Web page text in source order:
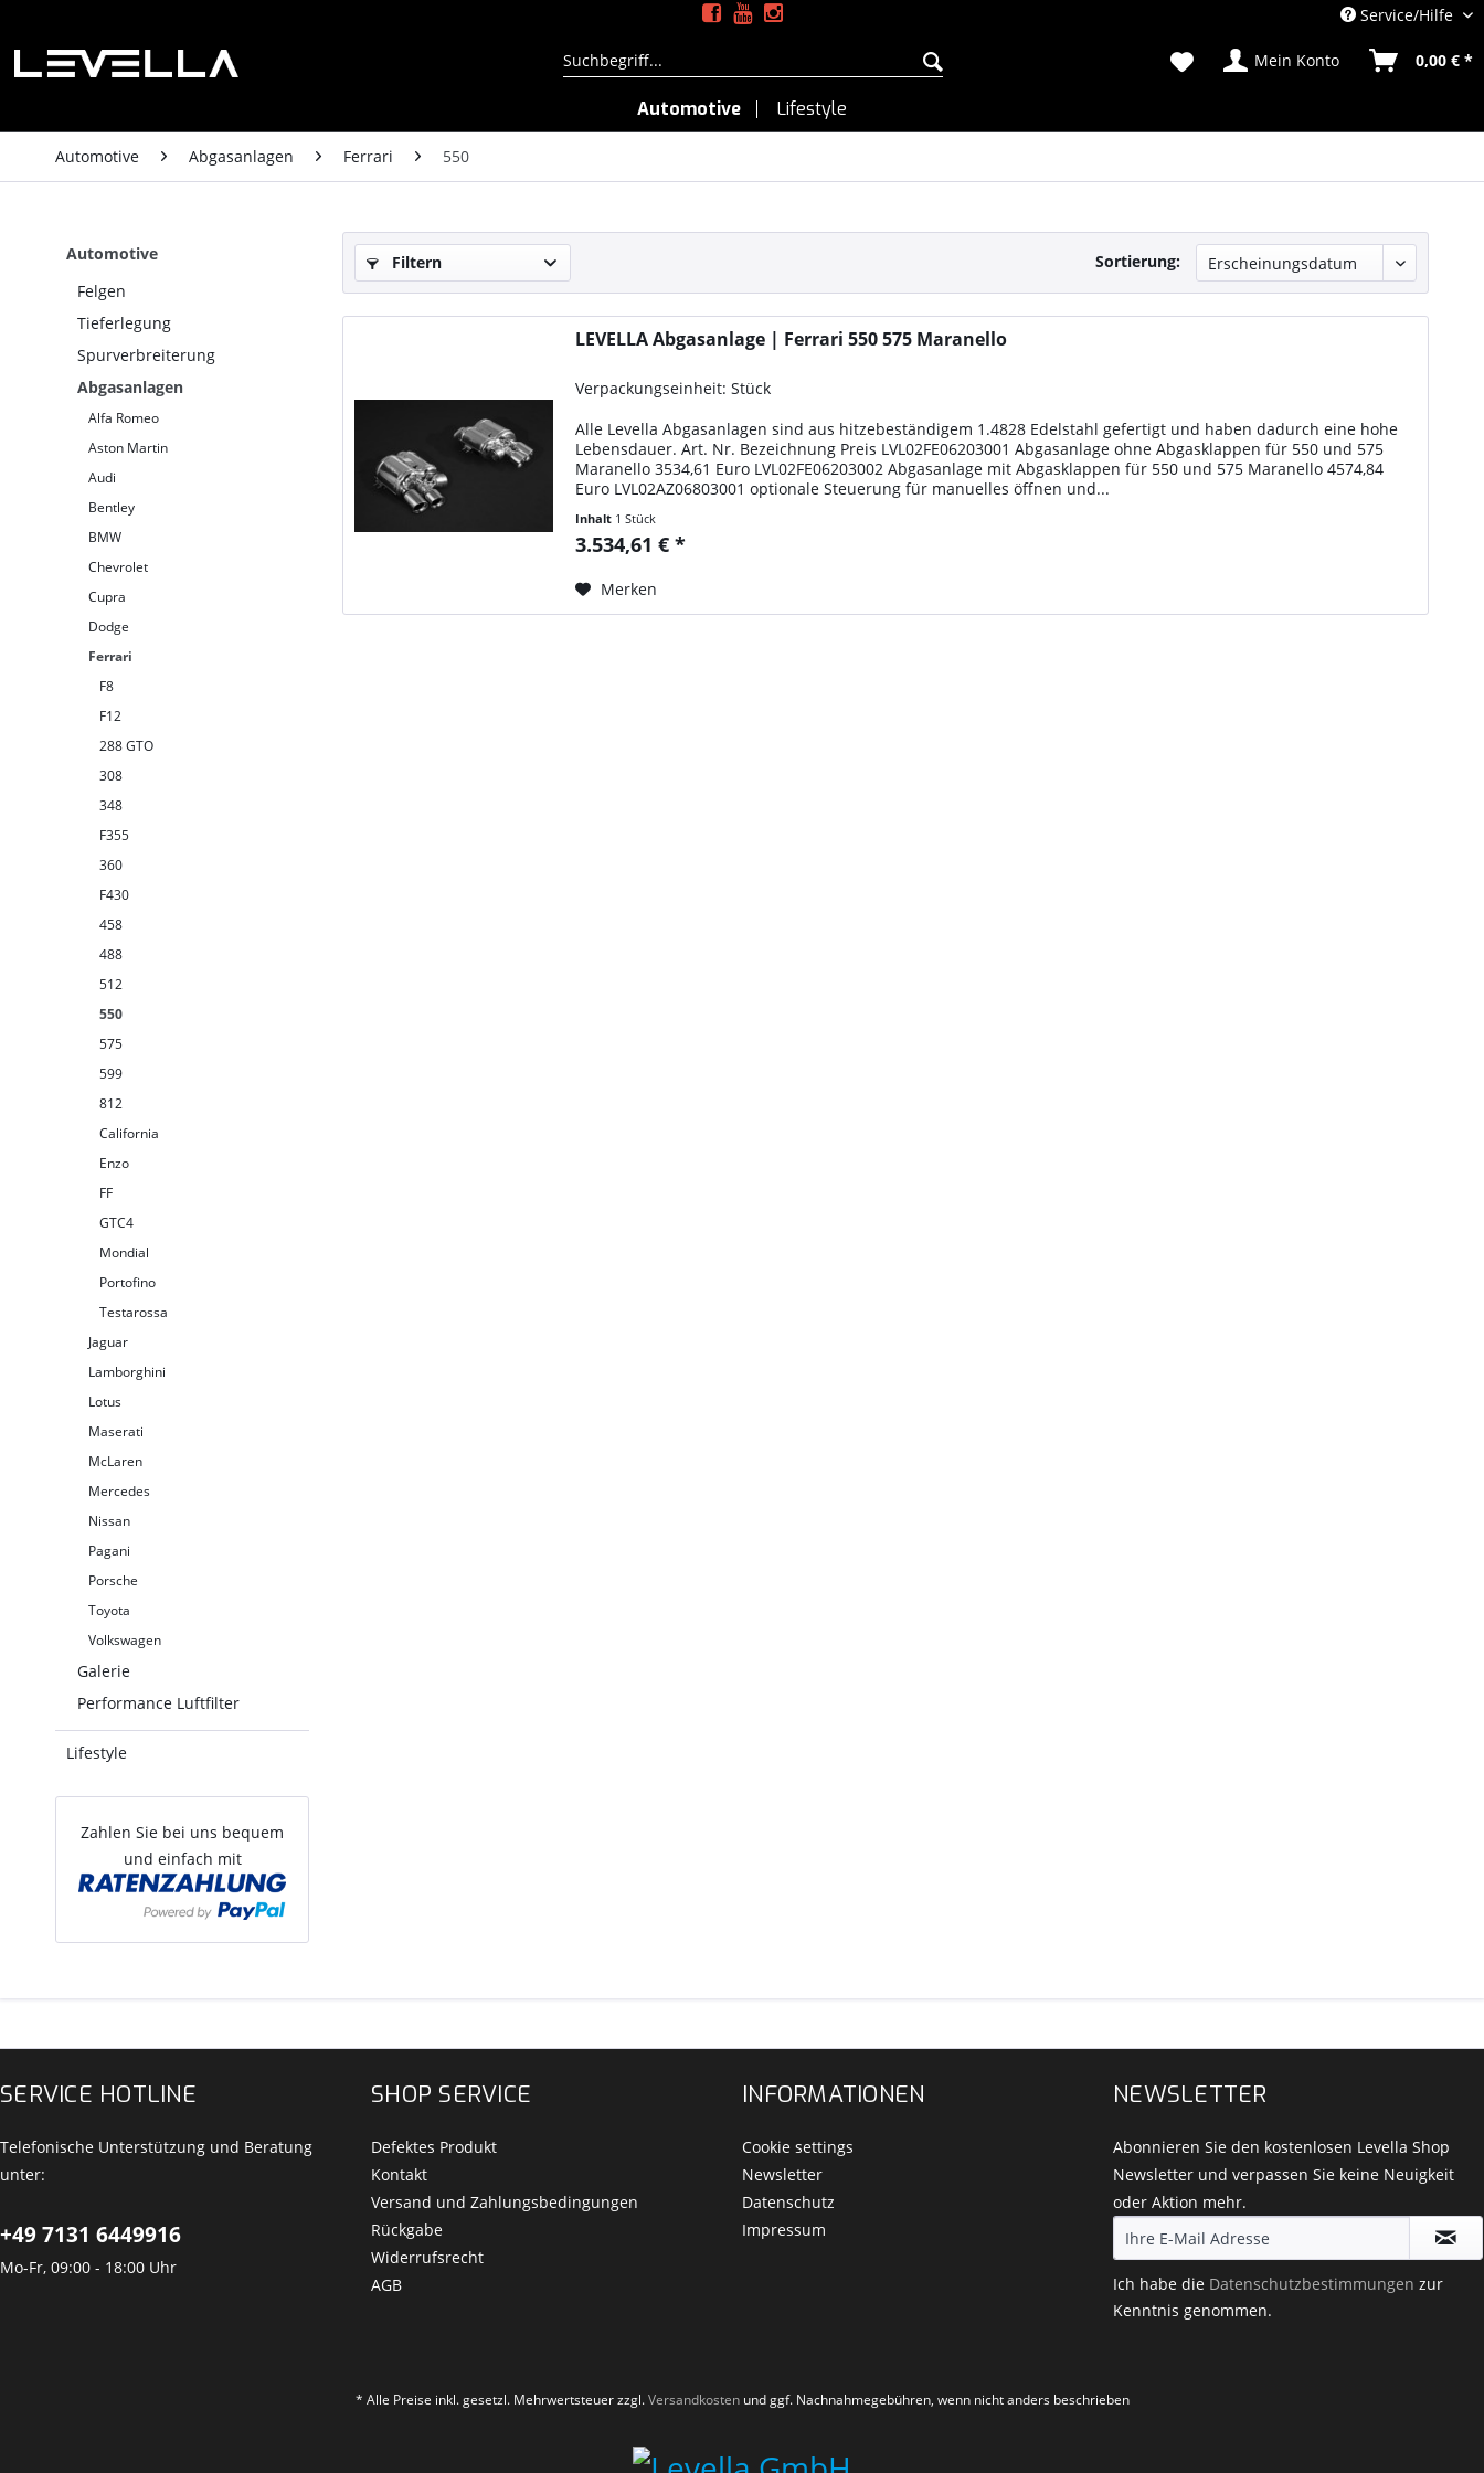
Service/Hilfe
Mein Konto 0,00 € *
Automotive Lifestyle
Automotive Abgasanlagen Ferrari 550
Automotive
Felgen
Tieferlegung
Spurverbreiterung
Abgasanlagen
Alfa Romeo
Aston Martin
Audi
Bentley
BMW
Chevrolet
Cupra
Dodge
Ferrari
F8
F12
288 GTO
308
348
F355
360
F430
458
488
512
550
575
599
812
California
Enzo
FF
GTC4
Mondial
Portofino
Testarossa
Jaguar
Lamborghini
Lotus
Maserati
McLaren
Mercedes
Nissan
Pagani
Porsche
Toyota
Volkswagen
Galerie
Performance Luftfilter
Lifestyle
Zahlen Sie bei uns bequem
und einfach mit
Filtern Sortierung:
LEVELLA Abgasanlage | Ferrari 550 575 Maranello
Verpackungseinheit: Stück
Alle Levella Abgasanlagen sind aus hitzebeständigem 1.4828 Edelstahl gefertigt und haben dadurch eine hohe
Lebensdauer. Art. Nr. Bezeichnung Preis LVL02FE06203001 Abgasanlage ohne Abgasklappen für 550 und 575
Maranello 3534,61 Euro LVL02FE06203002 Abgasanlage mit Abgasklappen für 550 und 575 Maranello 4574,84
Euro LVL02AZ06803001 optionale Steuerung für manuelles öffnen und...
Inhalt 1 Stück
3.534,61 € *
Merken
SERVICE HOTLINE
Telefonische Unterstützung und Beratung
unter:
+49 7131 6449916
Mo-Fr, 09:00 - 18:00 Uhr
SHOP SERVICE
Defektes Produkt
Kontakt
Versand und Zahlungsbedingungen
Rückgabe
Widerrufsrecht
AGB
INFORMATIONEN
Cookie settings
Newsletter
Datenschutz
Impressum
NEWSLETTER
Abonnieren Sie den kostenlosen Levella Shop
Newsletter und verpassen Sie keine Neuigkeit
oder Aktion mehr.
Ich habe die Datenschutzbestimmungen zur
Kenntnis genommen.
* Alle Preise inkl. gesetzl. Mehrwertsteuer zzgl.Versandkostenund ggf. Nachnahmegebühren, wenn nicht anders beschrieben